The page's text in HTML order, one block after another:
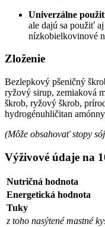
Univerzálne
ale dajú sa použiť
nízkobielkovinové
Zloženie
Bezlepkový pšeničný
ryžový sirup, zemiaková
škrob, ryžový škrob,
hydrogénuhličitan
(Môže obsahovať stopy
Výživové údaje na
Nutričná hodnota
Energetická hodnota
Tuky
z toho nasýtené mastné